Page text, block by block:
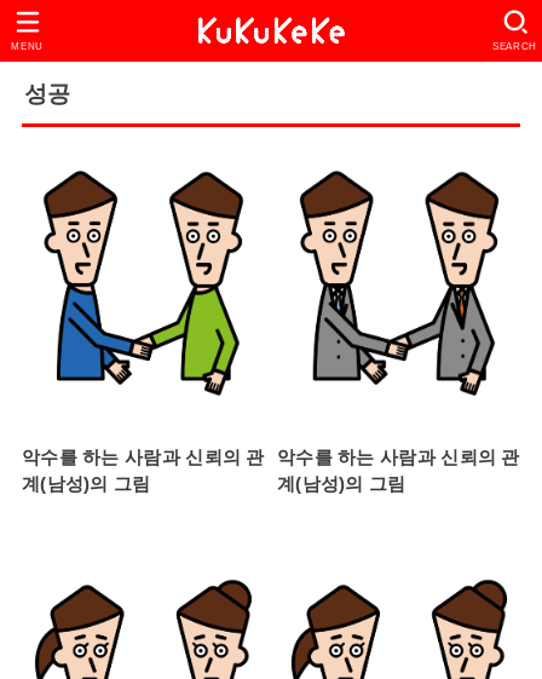
SEARCH
MENU
성공
악수를 하는 사람과 신뢰의 관
계(남성)의 그림
악수를 하는 사람과 신뢰의 관
계(남성)의 그림